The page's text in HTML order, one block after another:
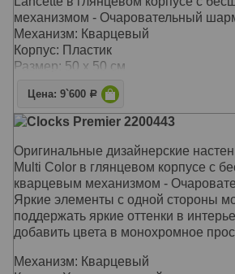
механизмом - Очаровательный
Механизм: Кварцевый
Корпус: Пластик
Размер: 50 х 50 см
Цена: 9`600 Р
Clocks Premier 2200443
Оригинальные дизайнерские
Multi Color в глянцевом корпусе с
кварцевым механизмом -
Яркие элементы с одной стороны
поддержать яркие оттенки в
добавить цвета в монохромное
Механизм: Кварцевый